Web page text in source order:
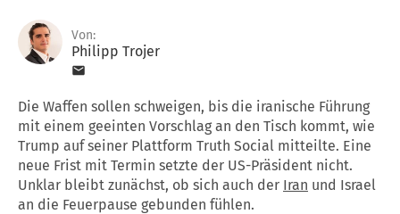
Von:
Philipp Trojer
Die Waffen sollen schweigen, bis die iranische Führung
mit einem geeinten Vorschlag an den Tisch kommt, wie
Trump auf seiner Plattform Truth Social mitteilte. Eine
neue Frist mit Termin setzte der US-Präsident nicht.
Unklar bleibt zunächst, ob sich auch der Iran und Israel
an die Feuerpause gebunden fühlen.